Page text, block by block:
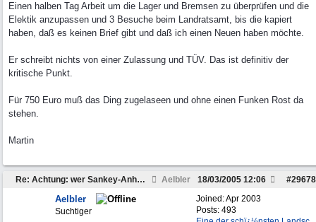
Einen halben Tag Arbeit um die Lager und Bremsen zu überprüfen und die
Elektik anzupassen und 3 Besuche beim Landratsamt, bis die kapiert
haben, daß es keinen Brief gibt und daß ich einen Neuen haben möchte.
Er schreibt nichts von einer Zulassung und TÜV. Das ist definitiv der
kritische Punkt.
Für 750 Euro muß das Ding zugelaseen und ohne einen Funken Rost da
stehen.
Martin
Re: Achtung: wer Sankey-Anhänger sucht... Aelbler #29678
18/03/2005 12:06
Joined:Apr 2003
Posts: 493
Aelbler
Suchtiger